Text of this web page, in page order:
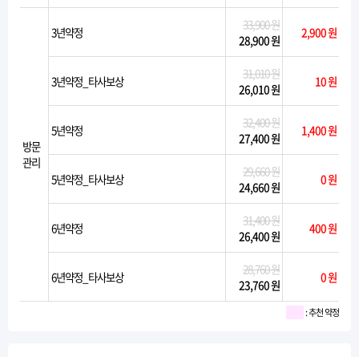
방문
관리
3년약정
33,900 원
28,900 원
2,900 원
3년약정_타사보상
31,010 원
26,010 원
10 원
5년약정
32,400 원
27,400 원
1,400 원
5년약정_타사보상
29,660 원
24,660 원
0 원
6년약정
31,400 원
26,400 원
400 원
6년약정_타사보상
28,760 원
23,760 원
0 원
: 추천 약정